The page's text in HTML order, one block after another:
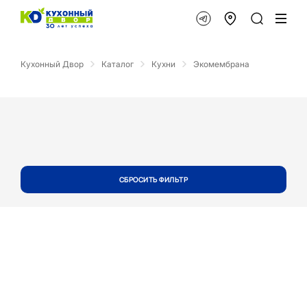
Кухонный Двор Каталог Кухни Экомембрана
СБРОСИТЬ ФИЛЬТР